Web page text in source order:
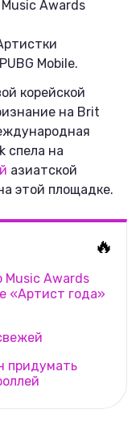
Awards
Mobile.
корейской
на Brit
спела на
азиатской
этой площадке.
🔥
Music Awards
«Артист года»
придумать